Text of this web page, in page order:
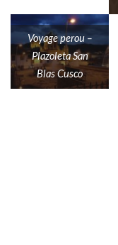
Voyage perou –
Plazoleta San
Blas Cusco